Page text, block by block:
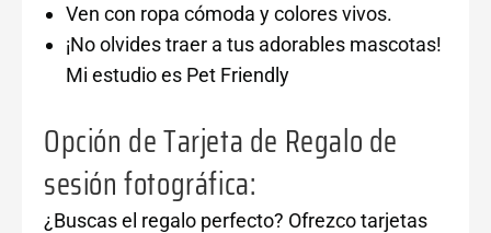
Ven con ropa cómoda y colores vivos.
¡No olvides traer a tus adorables mascotas!
Mi estudio es Pet Friendly
Opción de Tarjeta de Regalo de
sesión fotográfica:
¿Buscas el regalo perfecto? Ofrezco tarjetas